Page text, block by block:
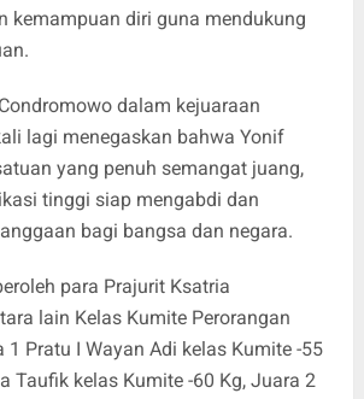
kemampuan diri guna mendukung
dalam kejuaraan
lagi menegaskan bahwa Yonif
yang penuh semangat juang,
tinggi siap mengabdi dan
bagi bangsa dan negara.
para Prajurit Ksatria
lain Kelas Kumite Perorangan
1 Pratu I Wayan Adi kelas Kumite -55
Taufik kelas Kumite -60 Kg, Juara 2